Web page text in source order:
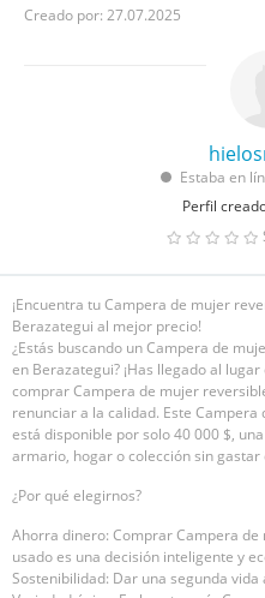
Creado por: 27.07.2025
Estaba en
Perfil
¡Encuentra tu Campera de mujer
Berazategui al mejor precio!
¿Estás buscando un Campera de
en Berazategui? ¡Has llegado al
comprar Campera de mujer
renunciar a la calidad. Este
está disponible por solo 40 000 $,
armario, hogar o colección sin gastar
¿Por qué elegirnos?
Ahorra dinero: Comprar Campera
usado es una decisión inteligente y
Sostenibilidad: Dar una segunda